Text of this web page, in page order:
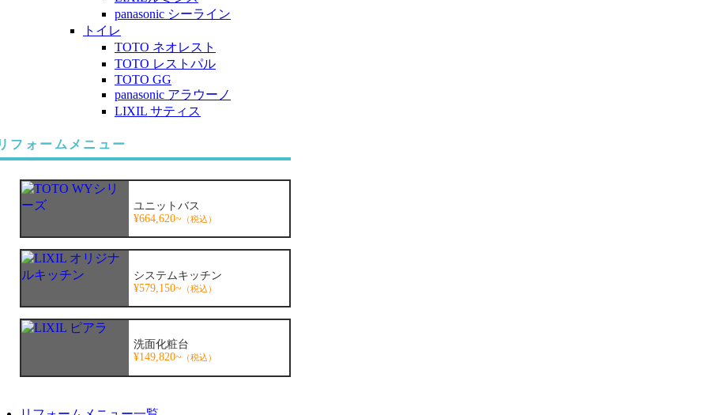
panasonic シーライン
トイレ
TOTO ネオレスト
TOTO レストパル
TOTO GG
panasonic アラウーノ
LIXIL サティス
フォームメニュー
ユニットバス
¥664,620~ （税込）
システムキッチン
¥579,150~ （税込）
洗面化粧台
¥149,820~ （税込）